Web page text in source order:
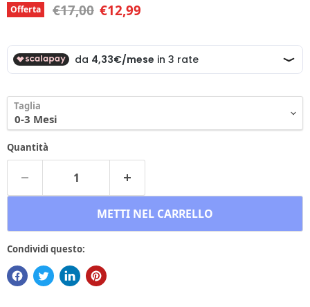
Offerta Prezzo originale
€17,00 Prezzo corrente
€12,99
Taglia
Quantità
METTI NEL CARRELLO
Condividi questo: